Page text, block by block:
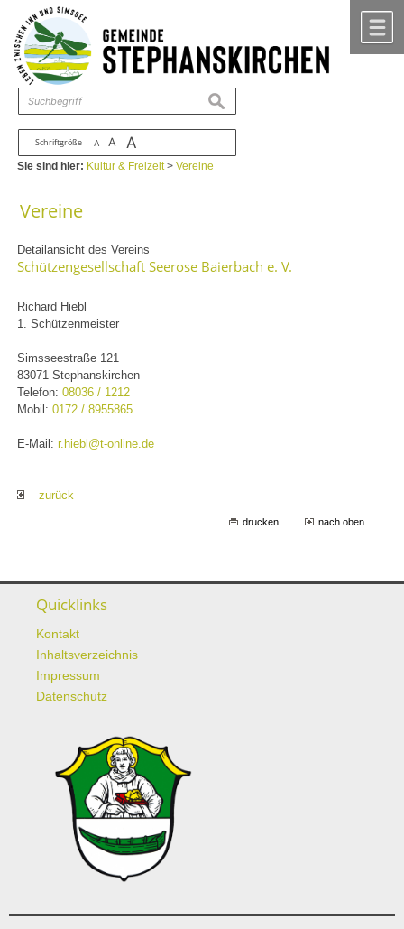
Zum Inhalt ,zur Navigation
Schriftgröße A A A
suchen
Sie sind hier: Kultur & Freizeit>Vereine
Vereine
Detailansicht des Vereins
Schützengesellschaft Seerose Baierbach e. V.
Richard Hiebl
1. Schützenmeister
Simsseestraße 121
83071 Stephanskirchen
Telefon:08036 / 1212
Mobil:0172 / 8955865
E-Mail:r.hiebl@t-online.de
zurück
drucken nach oben
Quicklinks
Kontakt
Inhaltsverzeichnis
Impressum
Datenschutz